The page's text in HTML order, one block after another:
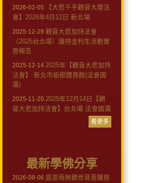
2026-02-05
【大悲千手觀音大壇法
會】2026年4月12日 新北場
2025-12-29 觀音大悲加持法會
（2025台北場）護持金利生活動實
施報告
2025-12-14 2025年【觀音大悲加持
法會】 新北市板樹體育館(法會圓
滿)
2025-11-20 2025年12月14日【觀
音大悲加持法會】台北場 法會圓滿
看更多
最新學佛分享
2026-08-06 感恩南無觀世音菩薩慈